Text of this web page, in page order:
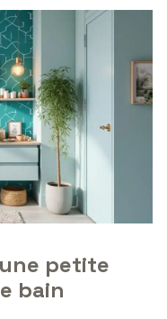
petite
bain